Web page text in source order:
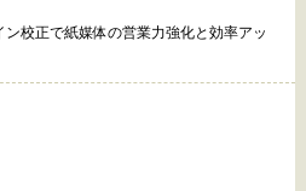
ン校正で紙媒体の営業力強化と効率アッ